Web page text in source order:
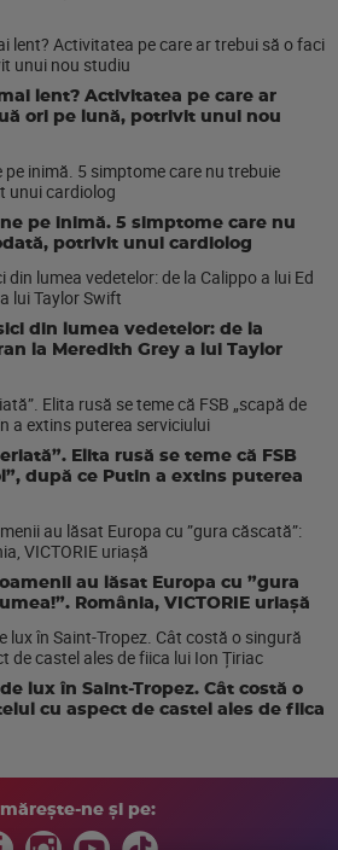
lent? Activitatea pe care ar
ori pe lună, potrivit unui nou
pe inimă. 5 simptome care nu
potrivit unui cardiolog
din lumea vedetelor: de la
la Meredith Grey a lui Taylor
Elita rusă se teme că FSB
după ce Putin a extins puterea
au lăsat Europa cu ”gura
România, VICTORIE uriașă
lux în Saint-Tropez. Cât costă o
cu aspect de castel ales de fiica
ne și pe: